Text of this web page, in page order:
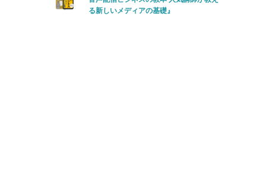
る新しいメディアの基礎』